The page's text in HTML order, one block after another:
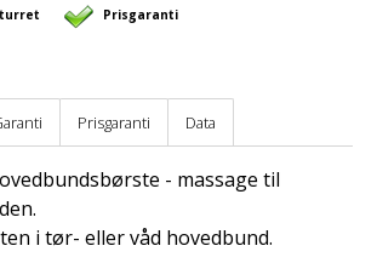
Prisgaranti
Prisgaranti Data
- massage til
i tør- eller våd hovedbund.